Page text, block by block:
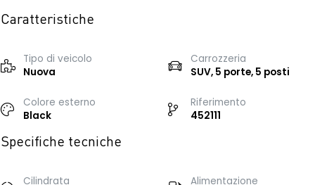
Caratteristiche
Tipo di veicolo
Nuova
Carrozzeria
SUV, 5 porte, 5 posti
Colore esterno
Black
Riferimento
452111
Specifiche tecniche
Cilindrata
Alimentazione